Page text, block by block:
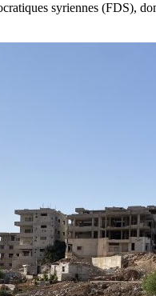
syriennes (FDS),